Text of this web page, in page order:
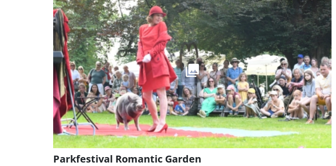
Parkfestival Romantic Garden